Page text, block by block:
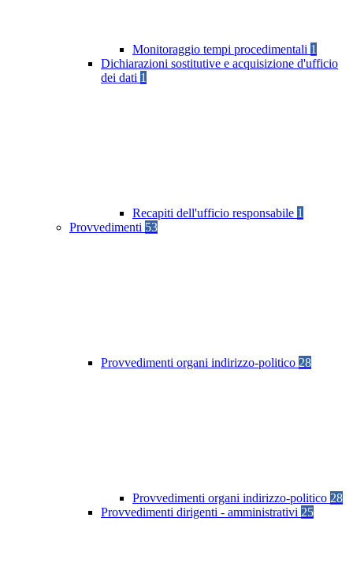
Monitoraggio tempi procedimentali 1
Dichiarazioni sostitutive e acquisizione d'ufficio
dei dati 1
Recapiti dell'ufficio responsabile 1
Provvedimenti 53
Provvedimenti organi indirizzo-politico 28
Provvedimenti organi indirizzo-politico 28
Provvedimenti dirigenti - amministrativi 25